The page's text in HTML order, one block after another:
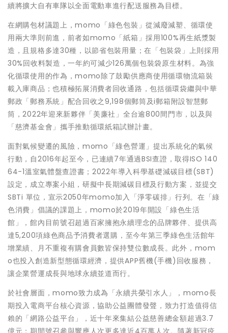
續將擴大自有車隊以全面電動車進行配送服務為目標。
在網購包材議題上，momo「綠色包裝」從減廢減塑、循環使
用兩大準則前進，前者如momo「紙箱」採用100%再生紙漿製
造，且規格多達30種，以節省包裝用量；在「包裝袋」上則採用
30%回收料製造，一年約可減少126萬個包裝袋原生材料。為強
化循環使用的作為，momo除了鼓勵供應商使用循環物流箱裝
載入庫商品；也積極拓展消費者回收通路，包括循環袋繼與中華
郵政「郵務系統」配合回收之9,198個郵筒及i郵箱附設智慧郵
筒，2022年迎來新夥伴「美廉社」全台逾800間門市，以及與
「慈濟基金會」攜手推動循環紙箱試辦計畫。
面對氣候變遷的風險，momo「綠色營運」提出系統化的氣候
行動，自2016年起至今，已連續7年通過BSI查證，取得ISO 140
64-1溫室氣體盤查證書；2022年導入科學基礎減碳目標(SBT)
設定，成立專案小組，研擬中長期減碳目標及行動方案，並提交
SBTi 單位，宣示2050年momo加入「淨零碳排」行列。在「綠
色消費」倡議的課題上，momo於2019年開設「綠色生活
館」，館內目前號召超過百家擁抱永續理念的品牌夥伴、提供高
達5,200項綠色商品予消費者選購，至今年第三季綠色生活館年
增業績、月不重複有購會員數皆保持雙位數成長。此外，mom
o也投入創造新型態循環經濟，提供APP舊機(手機)回收服務，
讓企業營運成長與地球永續並道而行。
於社會層面，momo致力成為「永續共榮引水人」，momo長
期投入電商平台核心資源，協助公益團體發聲，致力打造值得信
賴的「網路公益平台」，近十年來集結公益慈善總金額超過3.7
億元；期間號召參與響應人次更多達近4百萬人次。隨著新冠疫